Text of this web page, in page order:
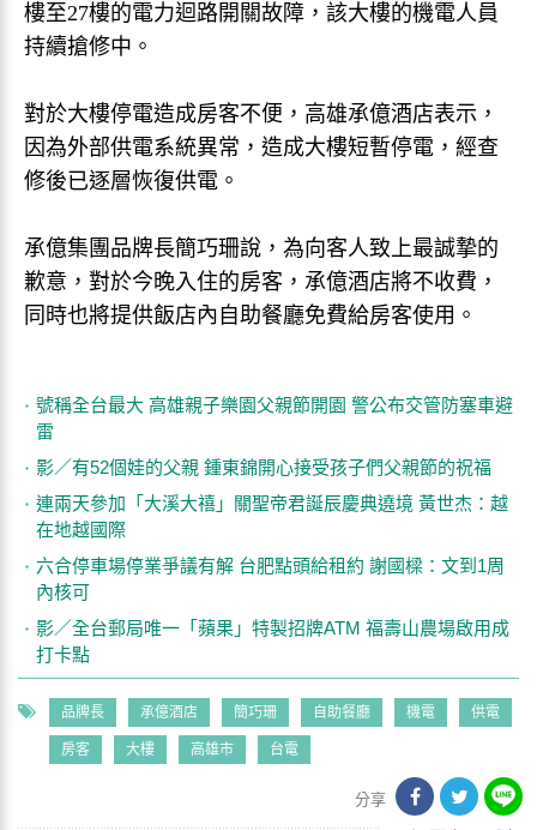
樓至27樓的電力迴路開關故障，該大樓的機電人員
持續搶修中。
對於大樓停電造成房客不便，高雄承億酒店表示，
因為外部供電系統異常，造成大樓短暫停電，經查
修後已逐層恢復供電。
承億集團品牌長簡巧珊說，為向客人致上最誠摯的
歉意，對於今晚入住的房客，承億酒店將不收費，
同時也將提供飯店內自助餐廳免費給房客使用。
號稱全台最大 高雄親子樂園父親節開園 警公布交管防塞車避
雷
影／有52個娃的父親 鍾東錦開心接受孩子們父親節的祝福
連兩天參加「大溪大禧」關聖帝君誕辰慶典遶境 黃世杰：越
在地越國際
六合停車場停業爭議有解 台肥點頭給租約 謝國樑：文到1周
內核可
影／全台郵局唯一「蘋果」特製招牌ATM 福壽山農場啟用成
打卡點
品牌長 承億酒店 簡巧珊 自助餐廳 機電 供電
房客 大樓 高雄市 台電
分享